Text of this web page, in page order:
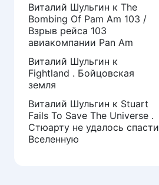
Виталий Шульгин к The
Bombing Of Pam Am 103 /
Взрыв рейса 103
авиакомпании Pan Am
Виталий Шульгин к
Fightland . Бойцовская
земля
Виталий Шульгин к Stuart
Fails To Save The Universe .
Стюарту не удалось спасти
Вселенную